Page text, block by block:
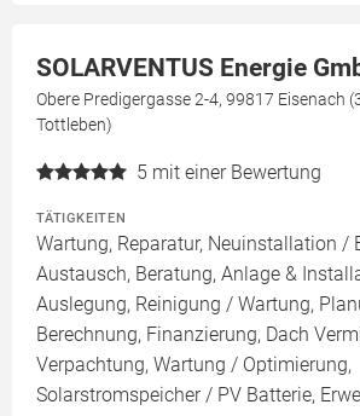
SOLARVENTUS Energie
Obere Predigergasse 2-4, 99817 Eisenach
Tottleben)
5 mit einer Bewertung
TÄTIGKEITEN
Wartung, Reparatur, Neuinstallation /
Austausch, Beratung, Anlage &
Auslegung, Reinigung / Wartung,
Berechnung, Finanzierung, Dach
Verpachtung, Wartung / Optimierung,
Solarstromspeicher / PV Batterie,